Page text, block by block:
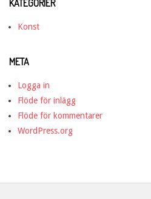
KATEGORIER
Konst
META
Logga in
Flöde för inlägg
Flöde för kommentarer
WordPress.org